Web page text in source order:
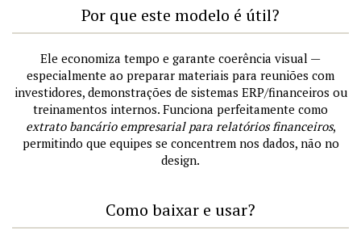
Por que este modelo é útil?
Ele economiza tempo e garante coerência visual —
especialmente ao preparar materiais para reuniões com
investidores, demonstrações de sistemas ERP/financeiros ou
treinamentos internos. Funciona perfeitamente como
extrato bancário empresarial para relatórios financeiros,
permitindo que equipes se concentrem nos dados, não no
design.
Como baixar e usar?